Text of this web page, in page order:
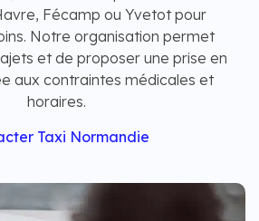
Fécamp ou Yvetot pour
Notre organisation permet
et de proposer une prise en
aux contraintes médicales et
horaires.
Taxi Normandie